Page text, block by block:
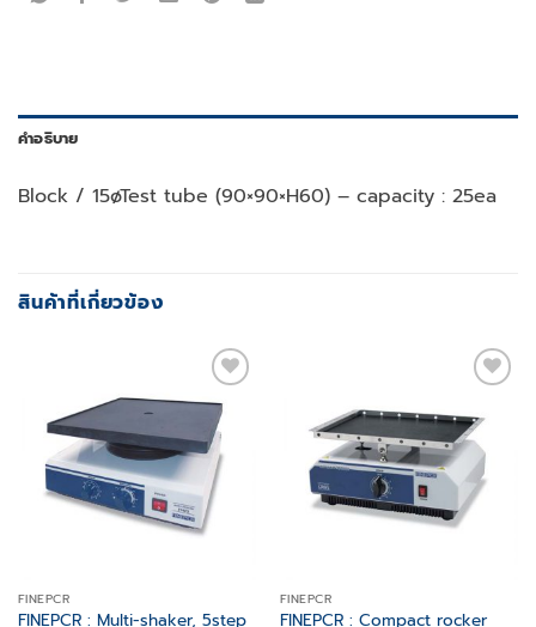
คำอธิบาย
Block / 15øTest tube (90×90×H60) – capacity : 25ea
สินค้าที่เกี่ยวข้อง
Add to
wishlist
FINEPCR
FINEPCR : Multi-shaker, 5step
wishlist
FINEPCR
FINEPCR : Compact rocker